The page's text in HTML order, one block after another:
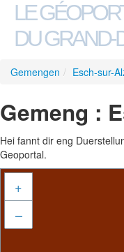
LE
DU GRAND-
Gemengen / Esch-sur-
Gemeng :
Hei fannt dir eng
Geoportal.
+
–